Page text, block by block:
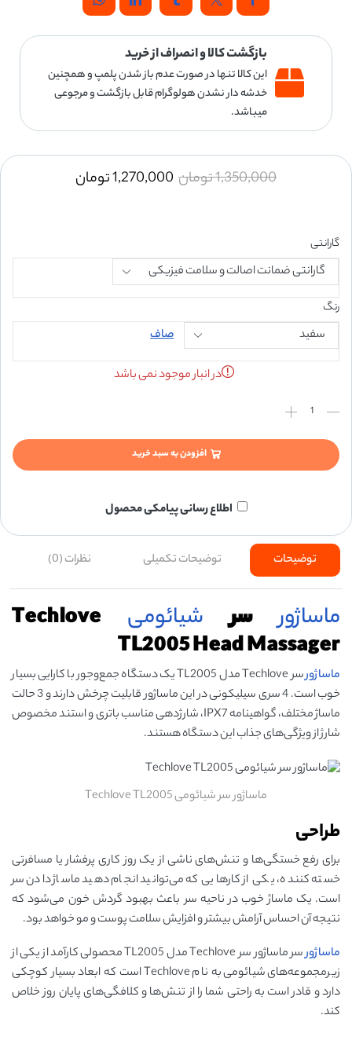
بازگشت کالا و انصراف از خرید
این کالا تنها در صورت عدم باز شدن پلمپ و همچنین
خدشه دار نشدن هولوگرام قابل بازگشت و مرجوعی
میباشد.
1,350,000تومان 1,270,000تومان
گارانتی
رنگ
صاف
در انبار موجود نمی باشد
افزودن به سبد خرید
اطلاع رسانی پیامکی محصول
توضیحات توضیحات تکمیلی نظرات (0)
ماساژورسر شیائومی
Techlove
TL2005 Head Massager
ماساژور
سر Techlove مدل TL2005 یک دستگاه جمع‌وجور با کارایی بسیار
خوب است. 4 سری سیلیکونی در این ماساژور قابلیت چرخش دارند و 3 حالت
ماساژ مختلف، گواهینامه IPX7، شارژدهی مناسب باتری و استند مخصوص
شارژ از ویژگی‌های جذاب این دستگاه هستند.
ماساژور سر شیائومی Techlove TL2005
طراحی
برای رفع خستگی‌ها و تنش‌های ناشی از یک روز کاری پرفشار یا مسافرتی
خسته کننده، یکی از کارهایی که می‌توانید انجام دهید ماساژ دادن سر
است. یک ماساژ خوب در ناحیه سر باعث بهبود گردش خون می‌شود که
نتیجه آن احساس آرامش بیشتر و افزایش سلامت پوست و مو خواهد بود.
ماساژور
سر ماساژور سر Techlove مدل TL2005 محصولی کارآمد از یکی از
زیرمجموعه‌های شیائومی به نام Techlove است که ابعاد بسیار کوچکی
دارد و قادر است به راحتی شما را از تنش‌ها و کلافگی‌های پایان روز خلاص
کند.